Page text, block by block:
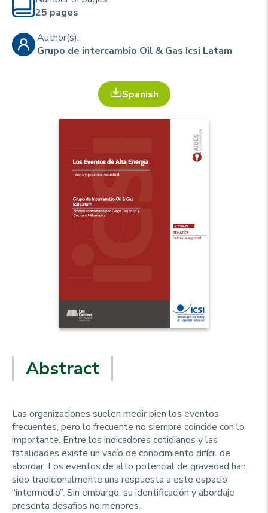
r
i
n
25 pages
Author(s):
Grupo de intercambio Oil & Gas Icsi Latam
Spanish
Abstract
Las organizaciones suelen medir bien los eventos
frecuentes, pero lo frecuente no siempre coincide con lo
importante. Entre los indicadores cotidianos y las
fatalidades existe un vacío de conocimiento difícil de
abordar. Los eventos de alto potencial de gravedad han
sido tradicionalmente una respuesta a este espacio
“intermedio”. Sin embargo, su identificación y abordaje
presenta desafíos no menores.